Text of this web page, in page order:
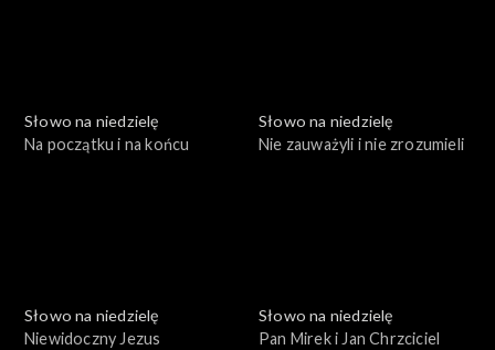
Słowo na niedzielę
Na początku i na końcu
Słowo na niedzielę
Nie zauważyli i nie zrozumieli
Słowo na niedzielę
Niewidoczny Jezus
Słowo na niedzielę
Pan Mirek i Jan Chrzciciel